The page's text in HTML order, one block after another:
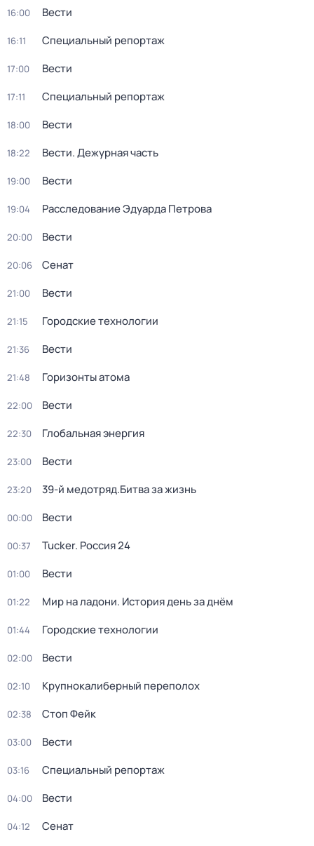
16:00 Вести
16:11 Специальный репортаж
17:00 Вести
17:11 Специальный репортаж
18:00 Вести
18:22 Вести. Дежурная часть
19:00 Вести
19:04 Расследование Эдуарда Петрова
20:00 Вести
20:06 Сенат
21:00 Вести
21:15 Городские технологии
21:36 Вести
21:48 Горизонты атома
22:00 Вести
22:30 Глобальная энергия
23:00 Вести
23:20 39-й медотряд.Битва за жизнь
00:00 Вести
00:37 Tucker. Россия 24
01:00 Вести
01:22 Мир на ладони. История день за днём
01:44 Городские технологии
02:00 Вести
02:10 Крупнокалиберный переполох
02:38 Стоп Фейк
03:00 Вести
03:16 Специальный репортаж
04:00 Вести
04:12 Сенат